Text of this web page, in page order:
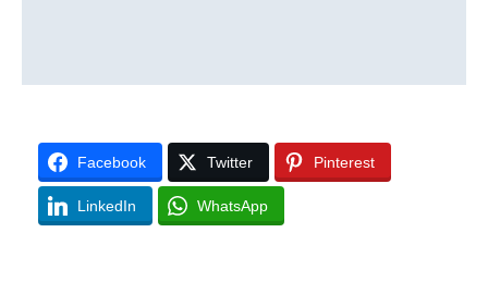
Facebook Twitter Pinterest
LinkedIn WhatsApp